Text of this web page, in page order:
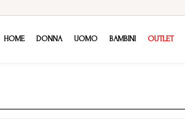
HOME DONNA UOMO BAMBINI OUTLET